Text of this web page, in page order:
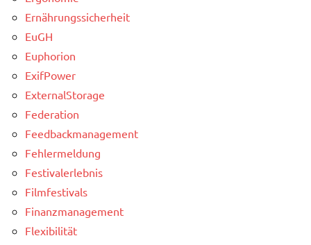
Ernährungssicherheit
EuGH
Euphorion
ExifPower
ExternalStorage
Federation
Feedbackmanagement
Fehlermeldung
Festivalerlebnis
Filmfestivals
Finanzmanagement
Flexibilität